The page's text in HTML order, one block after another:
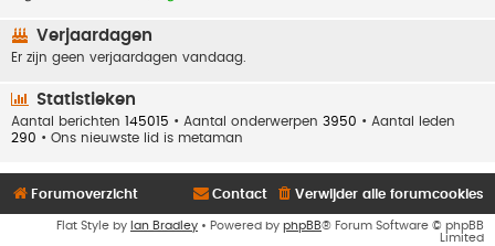
Verjaardagen
Er zijn geen verjaardagen vandaag.
Statistieken
Aantal berichten 145015 • Aantal onderwerpen 3950 • Aantal leden
290 • Ons nieuwste lid is metaman
Forumoverzicht Verwijder alle forumcookies
Contact
Flat Style by Ian Bradley • Powered by phpBB® Forum Software © phpBB
Limited